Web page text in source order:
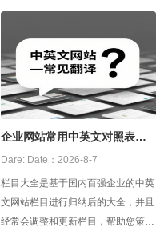
企业网站常用中英文对照表，
中英文网站建设翻译
Dare: Date：2026-8-7
栏目大全是基于国内百强企业的中英
文网站栏目进行归纳后的大全，并且
经常会调整和更新栏目，帮助您策划